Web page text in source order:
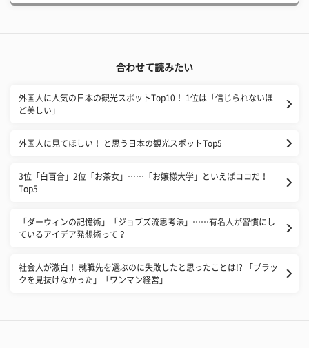
合わせて読みたい
外国人に人気の日本の観光スポットTop10！ 1位は「信じられないほ
ど美しい」
外国人に見てほしい！ と思う日本の観光スポットTop5
3位「白百合」2位「お茶女」……「お嬢様大学」といえばココだ！
Top5
「ダーウィンの記憶術」「ジョブズ流思考法」……有名人が習慣にし
ているアイデア発想術って？
社会人が激白！ 就職先を選ぶのに失敗したと思ったことは!? 「ブラッ
クを見抜けなかった」「ワンマン経営」